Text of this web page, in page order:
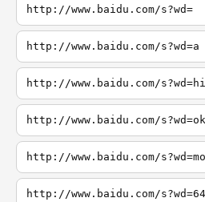
http://www.baidu.com/s?wd=
http://www.baidu.com/s?wd=a
http://www.baidu.com/s?wd=hi
http://www.baidu.com/s?wd=ok
http://www.baidu.com/s?wd=mo
http://www.baidu.com/s?wd=64